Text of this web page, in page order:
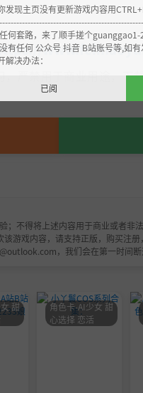
严禁用于商业用途，下
；不得将上述内容用于商业或者非
游戏内容，请支持正版，购买注
，我们会在第一时间
甜
角色卡-AI少女 甜
心选择 恋活
发现主页没有更新游戏内容用
何套路，来了顺手搓个
有任何 公众号 抖音 B站账号等,如
解决办法：
已阅